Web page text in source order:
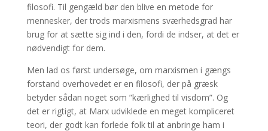
filosofi. Til gengæld bør den blive en metode for
mennesker, der trods marxismens sværhedsgrad har
brug for at sætte sig ind i den, fordi de indser, at det er
nødvendigt for dem.
Men lad os først undersøge, om marxismen i gængs
forstand overhovedet er en filosofi, der på græsk
betyder sådan noget som ”kærlighed til visdom”. Og
det er rigtigt, at Marx udviklede en meget kompliceret
teori, der godt kan forlede folk til at anbringe ham i